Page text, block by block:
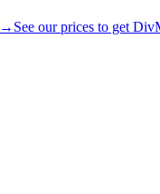
→ See our prices to get